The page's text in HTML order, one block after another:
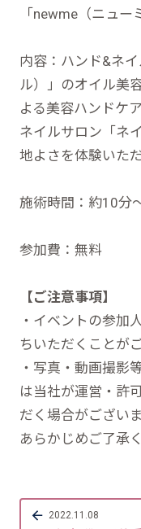
「newme（ニュー
内容：ハンド&ネ
ル）」のオイル美
よる美容ハンドケア
ネイルサロン「ネ
地よさを体験いただ
施術時間：約10分
参加費：無料
【ご注意事項】
・イベントの参加
ちいただくことが
・写真・動画撮影
は当社が運営・許
だく場合がございま
あらかじめご了承
2022.11.08